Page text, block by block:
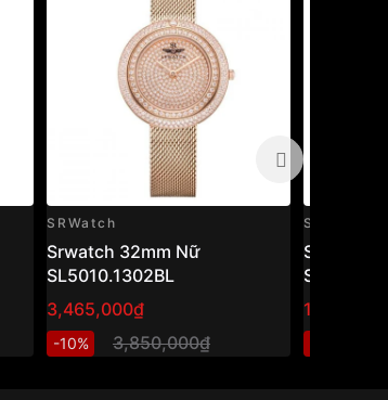
SRWatch
Srwatch 32mm Nữ
SL5010.1302BL
3,465,000₫
-10% 3,850,000₫
SRWatch
SRWatch